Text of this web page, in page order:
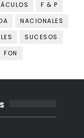
F & P
NACIONALES
SUCESOS
FON